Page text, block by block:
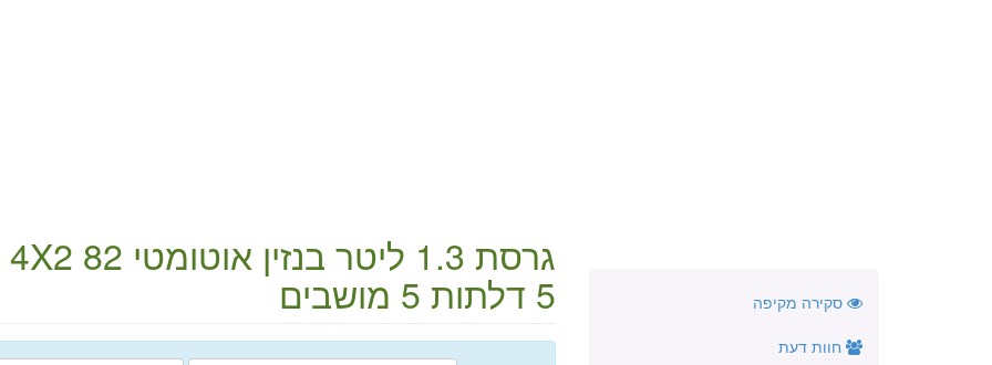
סקירה מקיפה
חוות דעת
גרסת 1.3 ליטר בנזין אוטומטי 82 כ"ס
5 דלתות